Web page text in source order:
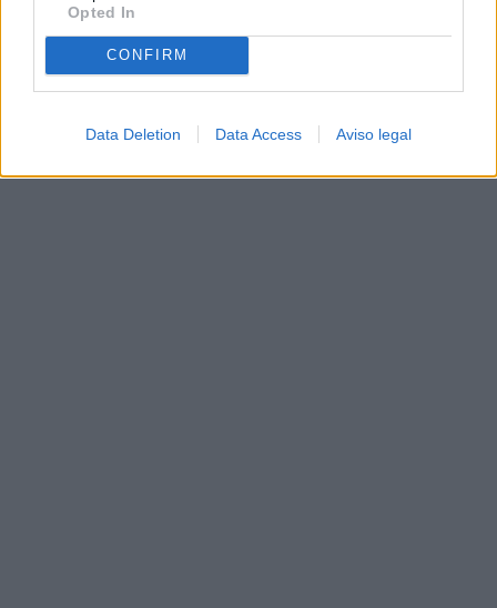
Opted In
CONFIRM
Data Deletion Data Access Aviso legal